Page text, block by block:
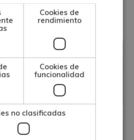
Cookies de
rendimiento
Cookies de
funcionalidad
no clasificadas